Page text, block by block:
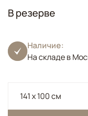
В резерве
Наличие:
На складе в
141 x 100 см